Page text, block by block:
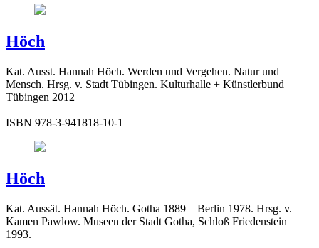
Höch
Kat. Ausst. Hannah Höch. Werden und Vergehen. Natur und
Mensch. Hrsg. v. Stadt Tübingen. Kulturhalle + Künstlerbund
Tübingen 2012
ISBN 978-3-941818-10-1
Höch
Kat. Aussät. Hannah Höch. Gotha 1889 – Berlin 1978. Hrsg. v.
Kamen Pawlow. Museen der Stadt Gotha, Schloß Friedenstein
1993.